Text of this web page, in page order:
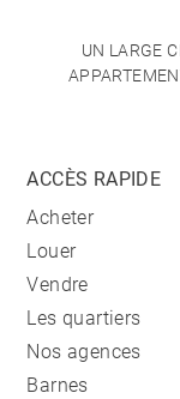
UN LARGE
ACCÈS RAPIDE
Acheter
Louer
Vendre
Les quartiers
Nos agences
Barnes